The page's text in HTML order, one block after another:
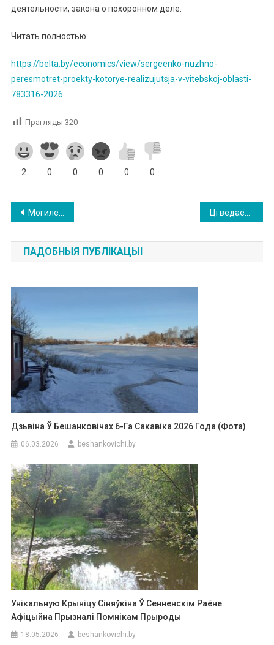
деятельности, закона о похоронном деле.
Читать полностью:
https://belta.by/economics/view/sergeenko-nuzhno-
peresmotret-proekty-kotorye-realizujutsja-v-vitebskoj-oblasti-
783316-2026
Прагляды 320
2 0 0 0 0 0
Навігацыя
па
запісах
Могилев – город юноcти автора повести «Дикая собака Динго»
ПАДОБНЫЯ ПУБЛІКАЦЫІ
Дзьвіна Ў Бешанковічах 6-Га Сакавіка 2026 Года (фота)
06.03.2026 beshankovichi.by
Унікальную Крыніцу Сіняўкіна Ў Сенненскім Раёне
Афіцыйна Прызналі Помнікам Прыроды
18.05.2026 beshankovichi.by